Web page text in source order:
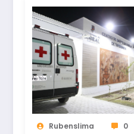
Rubenslima 0